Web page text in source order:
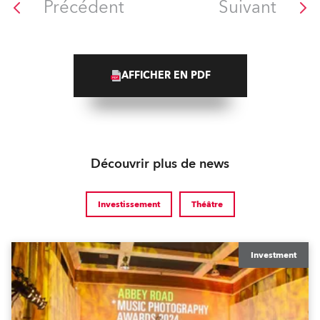
Précédent Suivant
AFFICHER EN PDF
Découvrir plus de news
Investissement Théâtre
Investment